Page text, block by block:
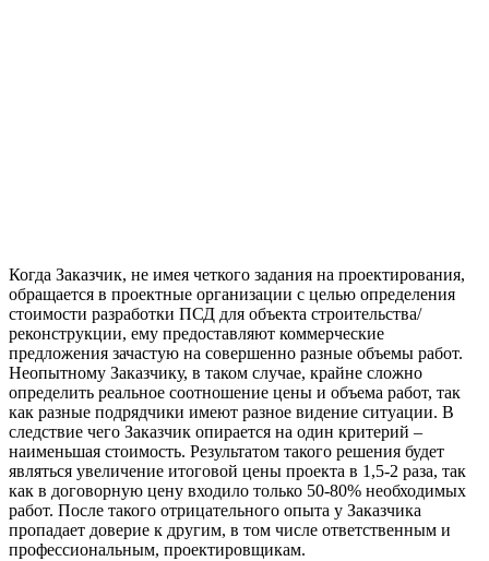
Когда Заказчик, не имея четкого задания на проектирования,
обращается в проектные организации с целью определения
стоимости разработки ПСД для объекта строительства/
реконструкции, ему предоставляют коммерческие
предложения зачастую на совершенно разные объемы работ.
Неопытному Заказчику, в таком случае, крайне сложно
определить реальное соотношение цены и объема работ, так
как разные подрядчики имеют разное видение ситуации. В
следствие чего Заказчик опирается на один критерий –
наименьшая стоимость. Результатом такого решения будет
являться увеличение итоговой цены проекта в 1,5-2 раза, так
как в договорную цену входило только 50-80% необходимых
работ. После такого отрицательного опыта у Заказчика
пропадает доверие к другим, в том числе ответственным и
профессиональным, проектировщикам.